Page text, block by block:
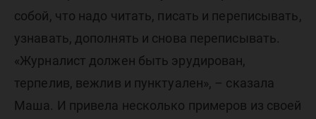
собой, что надо читать, писать и переписывать,
узнавать, дополнять и снова переписывать.
«Журналист должен быть эрудирован,
терпелив, вежлив и пунктуален», – сказала
Маша. И привела несколько примеров из своей